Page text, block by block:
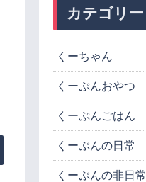
カテゴリー
くーちゃん
くーぷんおやつ
くーぷんごはん
くーぷんの日常
くーぷんの非日常